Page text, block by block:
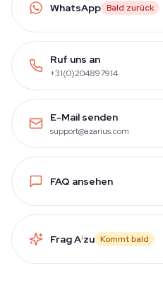
WhatsApp Bald zurück
Ruf uns an
+31(0)204897914
E-Mail senden
support@azarius.com
FAQ ansehen
Frag Aizu Kommt bald